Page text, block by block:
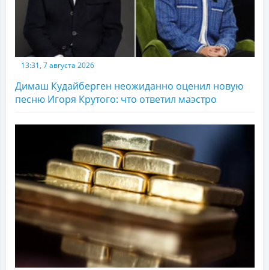
13:31, 7 августа 2026
Димаш Кудайберген неожиданно оценил новую
песню Игоря Крутого: что ответил маэстро